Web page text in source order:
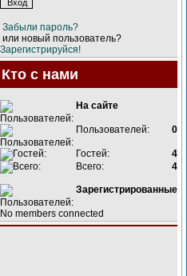
Забыли пароль?
или новый пользователь?
Зарегистрируйся!
Кто с нами
На сайте
Пользователей: 0
Гостей:
4
Всего:
4
Зарегистрированные
No members connected